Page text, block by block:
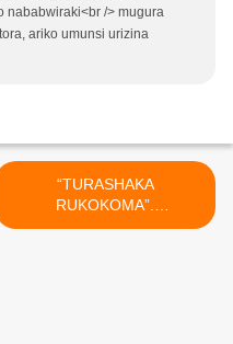
nababwiraki<br /> mugura
ariko umunsi urizina
“TURASHAKA
RUKOKOMA”.
(leprophete.fr) >